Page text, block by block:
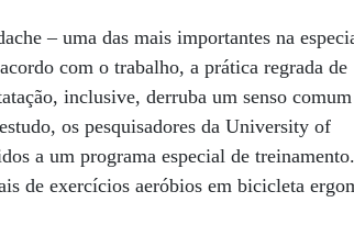
– uma das mais importantes na
com o trabalho, a prática regrada de
inclusive, derruba um senso
os pesquisadores da University of
a um programa especial de
de exercícios aeróbios em bicicleta